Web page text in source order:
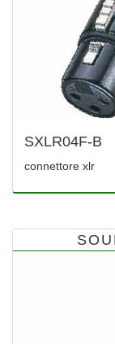
SXLR04F-B
connettore xlr